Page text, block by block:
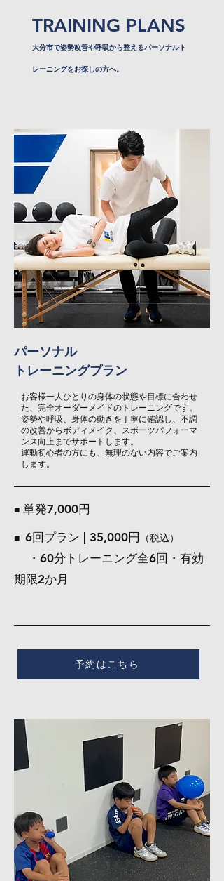
TRAINING PLANS
大分市で姿勢改善や呼吸から整えるパーソナルト
レーニングをお探しの方へ。
パーソナル
トレーニングプラン
お客様一人ひとりの身体の状態や目標に合わせ
た、完全オーダーメイドのトレーニングです。
姿勢や呼吸、身体の動きを丁寧に確認し、不調
の改善からボディメイク、スポーツパフォーマ
ンス向上までサポートします。
運動初心者の方にも、無理のない内容でご案内
します。
■ ​単発7,000円
■ 6回プラン | 35,000円 （税込）
・60分トレーニング全6回・ 有効
期限2か月
予約はこちら